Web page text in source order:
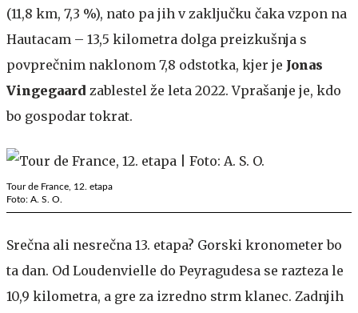
(11,8 km, 7,3 %), nato pa jih v zaključku čaka vzpon na
Hautacam – 13,5 kilometra dolga preizkušnja s
povprečnim naklonom 7,8 odstotka, kjer je Jonas
Vingegaard zablestel že leta 2022. Vprašanje je, kdo
bo gospodar tokrat.
Tour de France, 12. etapa
Foto: A. S. O.
Srečna ali nesrečna 13. etapa? Gorski kronometer bo
ta dan. Od Loudenvielle do Peyragudesa se razteza le
10,9 kilometra, a gre za izredno strm klanec. Zadnjih